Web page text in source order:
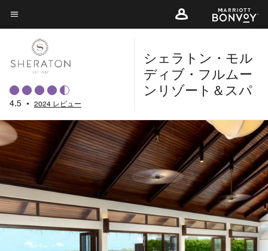
Skip
to
content
メニューのテキスト
4.5 • 2024 レビュー
シェラトン・モル
ディブ・フルムー
ンリゾート＆スパ